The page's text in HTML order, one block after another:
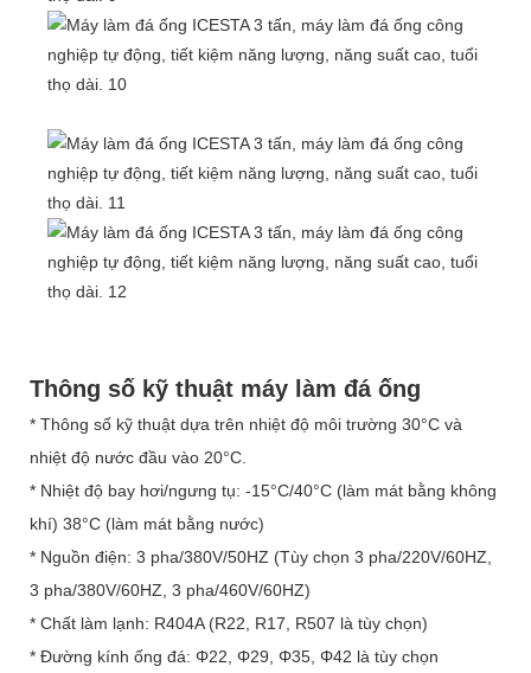
Thông số kỹ thuật máy làm đá ống
* Thông số kỹ thuật dựa trên nhiệt độ môi trường 30°C và
nhiệt độ nước đầu vào 20°C.
* Nhiệt độ bay hơi/ngưng tụ: -15°C/40°C (làm mát bằng không
khí) 38°C (làm mát bằng nước)
* Nguồn điện: 3 pha/380V/50HZ (Tùy chọn 3 pha/220V/60HZ,
3 pha/380V/60HZ, 3 pha/460V/60HZ)
* Chất làm lạnh: R404A (R22, R17, R507 là tùy chọn)
* Đường kính ống đá: Φ22, Φ29, Φ35, Φ42 là tùy chọn